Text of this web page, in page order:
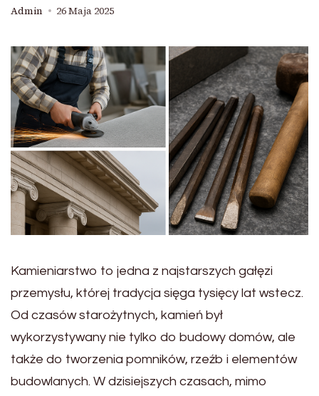
Admin 26 Maja 2025
Kamieniarstwo to jedna z najstarszych gałęzi
przemysłu, której tradycja sięga tysięcy lat wstecz.
Od czasów starożytnych, kamień był
wykorzystywany nie tylko do budowy domów, ale
także do tworzenia pomników, rzeźb i elementów
budowlanych. W dzisiejszych czasach, mimo